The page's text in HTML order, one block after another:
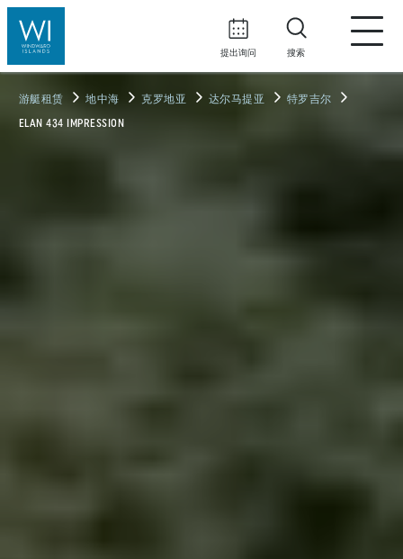
提出询问 搜索
游艇租赁 地中海 克罗地亚 达尔马提亚 特罗吉尔
ELAN 434 IMPRESSION